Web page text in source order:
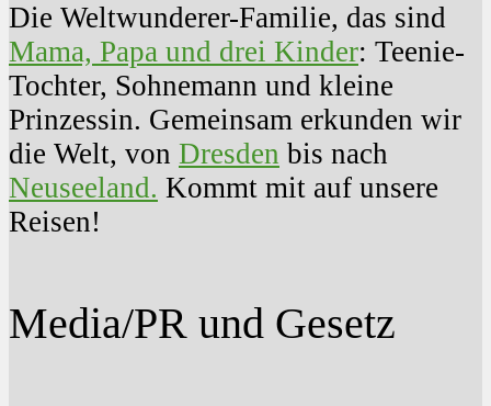
Die Weltwunderer-Familie, das sind
Mama, Papa und drei Kinder: Teenie-
Tochter, Sohnemann und kleine
Prinzessin. Gemeinsam erkunden wir
die Welt, von Dresden bis nach
Neuseeland. Kommt mit auf unsere
Reisen!
Media/PR und Gesetz